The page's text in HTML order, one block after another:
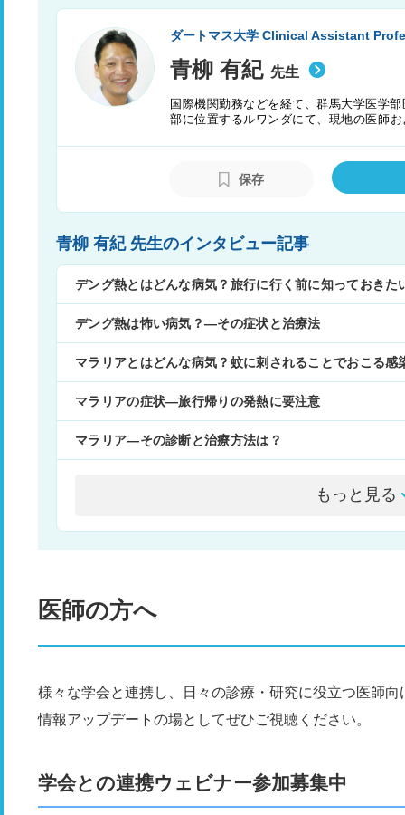
ダートマス大学 Clinical Assistant
青柳 有紀 先生
国際機関勤務などを経て、群馬大学医学
部に位置するルワンダにて、現地の医師
る。日本国、米国ニューハンプシャー州、
保存
青柳 有紀 先生のインタビュー記事
デング熱とはどんな病気？旅行に行く前に知っておきた
デング熱は怖い病気？―その症状と治療法
マラリアとはどんな病気？蚊に刺されることでおこる感
マラリアの症状―旅行帰りの発熱に要注意
マラリア―その診断と治療方法は？
もっと見る
医師の方へ
様々な学会と連携し、日々の診療・研究に役立つ医師
情報アップデートの場としてぜひご視聴ください。
学会との連携ウェビナー参加募集中